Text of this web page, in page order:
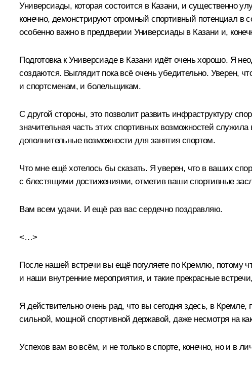
Универсиады, которая состоится в Казани, и существенно
конечно, демонстрируют огромный спортивный потенциал
особенно важно в преддверии Универсиады в Казани и,
Подготовка к Универсиаде в Казани идёт очень хорошо. Я
создаются. Выглядит пока всё очень убедительно. Уверен,
и спортсменам, и болельщикам.
С другой стороны, это позволит развить инфраструктуру
значительная часть этих спортивных возможностей
дополнительные возможности для занятия спортом.
Что мне ещё хотелось бы сказать. Я уверен, что в ваших
с блестящими достижениями, отметив ваши спортивные
Вам всем удачи. И ещё раз вас сердечно поздравляю.
<…>
После нашей встречи вы ещё погуляете по Кремлю, потому
и наши внутренние мероприятия, и такие прекрасные встречи,
Я действительно очень рад, что вы сегодня здесь, в
сильной, мощной спортивной державой, даже несмотря на
Успехов вам во всём, и не только в спорте, конечно, но и в